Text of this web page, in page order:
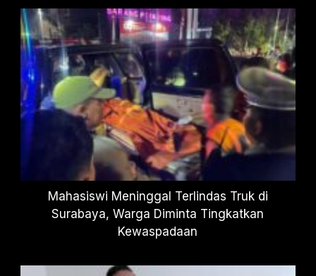
Mahasiswi Meninggal Terlindas Truk di
Surabaya, Warga Diminta Tingkatkan
Kewaspadaan